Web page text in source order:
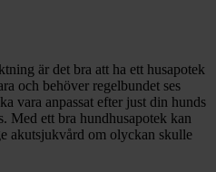
är det bra att ha ett husapotek
och behöver regelbundet ses
vara anpassat efter just din hunds
Med ett bra hundhusapotek kan
akutsjukvård om olyckan skulle